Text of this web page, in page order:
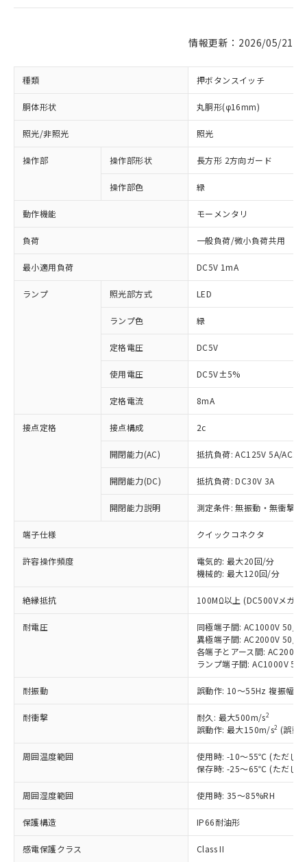
情報更新：2026/05/21
種類 押ボタンスイッチ
胴体形状 丸胴形(φ16mm)
照光/非照光 照光
操作部 操作部形状 長方形 2方向ガード
操作部色 緑
動作機能 モーメンタリ
負荷 一般負荷/微小負荷共用
最小適用負荷 DC5V 1mA
ランプ 照光部方式 LED
ランプ色 緑
定格電圧 DC5V
使用電圧 DC5V±5%
定格電流 8mA
接点定格 接点構成 2c
開閉能力(AC) 抵抗負荷: AC125V 5A/
開閉能力(DC) 抵抗負荷: DC30V 3A
開閉能力説明 測定条件: 無振動・無衝撃
端子仕様 クイックコネクタ
許容操作頻度
電気的: 最大20回/分
機械的: 最大120回/分
絶縁抵抗 100MΩ以上 (DC500Vメガ)
耐電圧
同極端子間: AC1000V 50/
異極端子間: AC2000V 50/
各端子とアース間:
ランプ端子間: AC1000V
耐振動 誤動作: 10～55Hz 複振幅
耐衝撃 耐久: 最大500m/s2
誤動作: 最大150m/s2 (誤動
周囲温度範囲
使用時: -10～55℃ (ただし
保存時: -25～65℃ (ただし
周囲湿度範囲 使用時: 35～85%RH
保護構造 IP66耐油形
感電保護クラス Class II
ご利用条件
以下の条件をお読みいただき、同意のうえ
本サービスは、当社制御機器事業取扱
商品の当社在庫状況および標準価格
(税抜)を提供させていただくもので
当社制御機器事業取扱商品の中には、
本サービスの対象外となる商品もある
在庫状況および標準価格照会結果は、
記載している更新日時点での社内デー
タに基づき作成されるものであり、閲
覧された時点での実際の在庫および標
準価格とは異なる場合があることをご
了承ください。
※1 対応状況
対応済み：EU RoHS指令（10物質）の
非含有に対応した製品が提供可能な商品で
対応予定：EU RoHS指令（10物質）の非含
有に対応した製品に切り替える予定のある
対応予定なし：EU RoHS指令（10物質）の
非含有に非対応の商品で、対応品を出す予
調査・確認中：EU RoHS指令（10物質）の
非含有の対応状況を調査中または確認中の
非該当品：ライセンス料など無形物で、有
害物質有無と関係のない商品です。
仕入先様の事情により、非含有部品として
いたものが、含有品と判明した場合などや
むを得ず変更することがあります。
ミウム(Cd) 100ppm以下、
六価クロム(Cr(Ⅵ)) 1000ppm以下、ポリ臭化ビフェニル
類(PBB) 1000ppm以下、ポリ臭化ジフェニルエーテル類
(PBDE) 1000ppm以下、フタル酸ビス(2-エチルヘキシ
「○」：最大均質材料含有率が中国RoHSの
基準値以下であることを示します。
「×」：最大均質材料含有率が中国RoHSの
基準値を超えていることを示します。
「－」：未確認です。当社販売部門へお問
Pb(鉛) :1000ppm、 Hg(水銀) : 1000ppm、 Cd(カドミウ
Cr(Ⅵ)(六価クロム) : 1000ppm、 PBBs(ポリ臭化ビフェ
当社は、これら貴社製品のうち、外国
為替および外国貿易法に定める商品
（以下｢規制貨物等」という）を輸出
または国外への提供する場合は、日本
国政府の輸出許可(または役務取引許
可)を取得するなどの必要な手続きを
とります。